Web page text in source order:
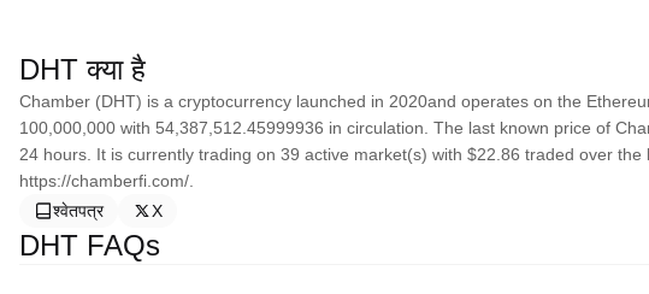
DHT क्या है
Chamber (DHT) is a cryptocurrency launched in 2020and operates on the
100,000,000 with 54,387,512.45999936 in circulation. The last known price of
24 hours. It is currently trading on 39 active market(s) with $22.86 traded over
https://chamberfi.com/.
श्वेतपत्र
X
DHT FAQs